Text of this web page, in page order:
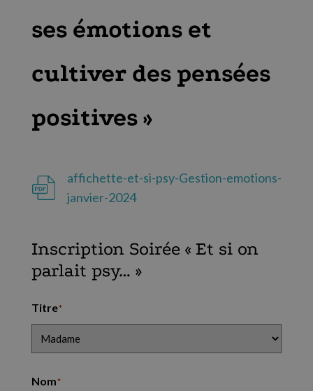
ses émotions et
cultiver des pensées
positives »
affichette-et-si-psy-Gestion-emotions-
janvier-2024
Inscription Soirée « Et si on
parlait psy… »
Titre*
Nom*